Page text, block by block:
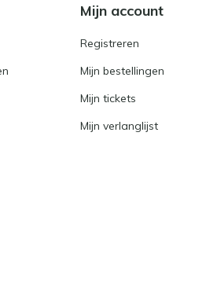
Mijn account
Registreren
Mijn bestellingen
Mijn tickets
Mijn verlanglijst